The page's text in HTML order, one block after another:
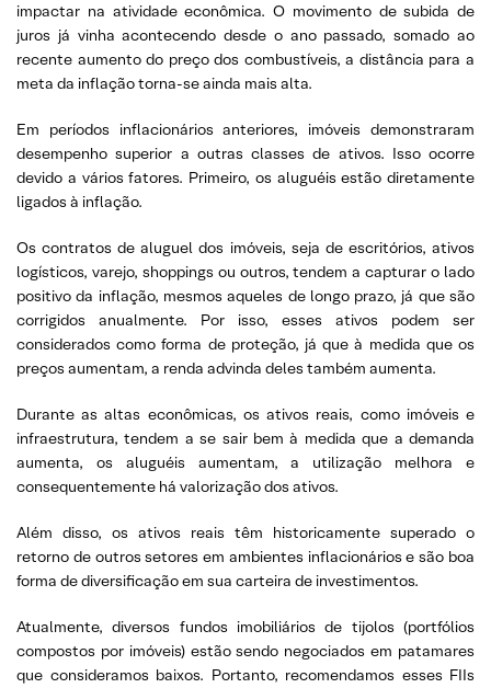
impactar na atividade econômica. O movimento de subida de
juros já vinha acontecendo desde o ano passado, somado ao
recente aumento do preço dos combustíveis, a distância para a
meta da inflação torna-se ainda mais alta.
Em períodos inflacionários anteriores, imóveis demonstraram
desempenho superior a outras classes de ativos. Isso ocorre
devido a vários fatores. Primeiro, os aluguéis estão diretamente
ligados à inflação.
Os contratos de aluguel dos imóveis, seja de escritórios, ativos
logísticos, varejo, shoppings ou outros, tendem a capturar o lado
positivo da inflação, mesmos aqueles de longo prazo, já que são
corrigidos anualmente. Por isso, esses ativos podem ser
considerados como forma de proteção, já que à medida que os
preços aumentam, a renda advinda deles também aumenta.
Durante as altas econômicas, os ativos reais, como imóveis e
infraestrutura, tendem a se sair bem à medida que a demanda
aumenta, os aluguéis aumentam, a utilização melhora e
consequentemente há valorização dos ativos.
Além disso, os ativos reais têm historicamente superado o
retorno de outros setores em ambientes inflacionários e são boa
forma de diversificação em sua carteira de investimentos.
Atualmente, diversos fundos imobiliários de tijolos (portfólios
compostos por imóveis) estão sendo negociados em patamares
que consideramos baixos. Portanto, recomendamos esses FIIs